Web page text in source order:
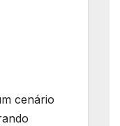
cenário